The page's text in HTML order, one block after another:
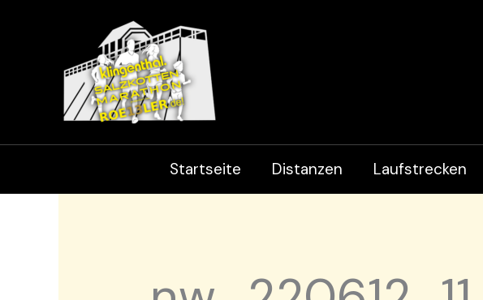
Startseite Distanzen Laufstrecken